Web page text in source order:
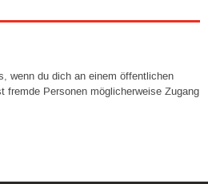
wenn du dich an einem öffentlichen
fremde Personen möglicherweise Zugang